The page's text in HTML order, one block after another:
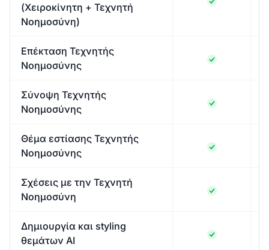
(Χειροκίνητη + Τεχνητή
Νοημοσύνη)
Επέκταση Τεχνητής
Νοημοσύνης
Σύνοψη Τεχνητής
Νοημοσύνης
Θέμα εστίασης Τεχνητής
Νοημοσύνης
Σχέσεις με την Τεχνητή
Νοημοσύνη
Δημιουργία και styling
θεμάτων AI